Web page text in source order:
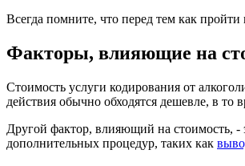
Всегда помните, что перед тем как
Факторы, влияющие на
Стоимость услуги кодирования от
действия обычно обходятся дешевле, в то
Другой фактор, влияющий на стоимость, -
дополнительных процедур, таких как